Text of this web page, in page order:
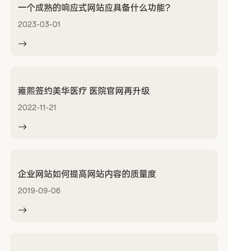
一个成熟的响应式网站应具备什么功能？
2023-03-01
雍熙签约美华医疗 医院官网再升级
2022-11-21
企业网站如何提高网站内容的质量度
2019-09-06